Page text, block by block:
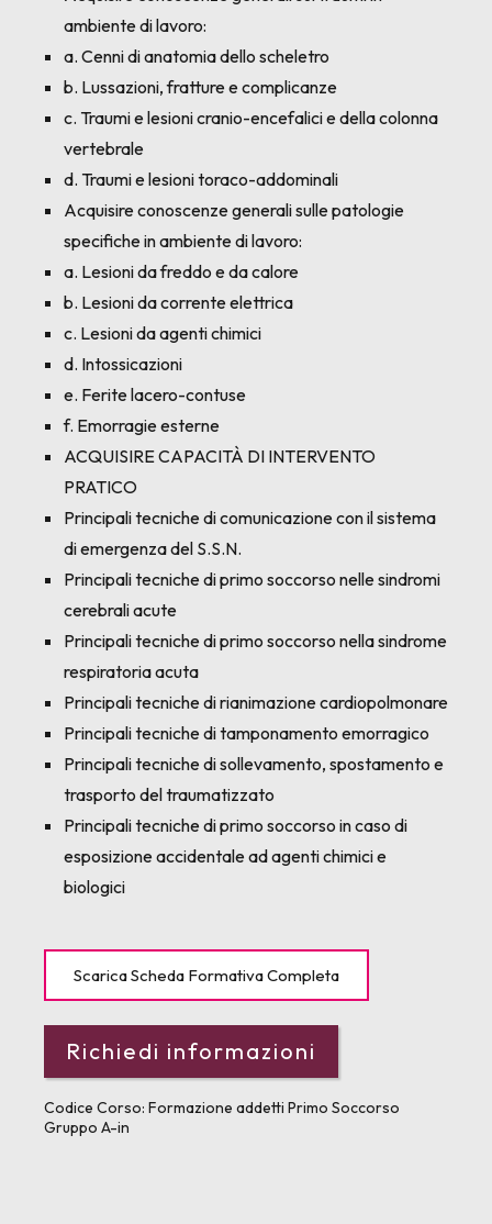
ambiente di lavoro:
a. Cenni di anatomia dello scheletro
b. Lussazioni, fratture e complicanze
c. Traumi e lesioni cranio-encefalici e della colonna
vertebrale
d. Traumi e lesioni toraco-addominali
Acquisire conoscenze generali sulle patologie
specifiche in ambiente di lavoro:
a. Lesioni da freddo e da calore
b. Lesioni da corrente elettrica
c. Lesioni da agenti chimici
d. Intossicazioni
e. Ferite lacero-contuse
f. Emorragie esterne
ACQUISIRE CAPACITÀ DI INTERVENTO
PRATICO
Principali tecniche di comunicazione con il sistema
di emergenza del S.S.N.
Principali tecniche di primo soccorso nelle sindromi
cerebrali acute
Principali tecniche di primo soccorso nella sindrome
respiratoria acuta
Principali tecniche di rianimazione cardiopolmonare
Principali tecniche di tamponamento emorragico
Principali tecniche di sollevamento, spostamento e
trasporto del traumatizzato
Principali tecniche di primo soccorso in caso di
esposizione accidentale ad agenti chimici e
biologici
Scarica Scheda Formativa Completa
Codice Corso: Formazione addetti Primo Soccorso
Gruppo A-in